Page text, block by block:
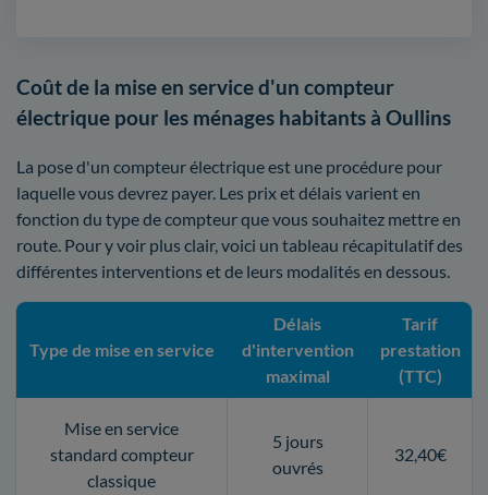
Coût de la mise en service d'un compteur
électrique pour les ménages habitants à Oullins
La pose d'un compteur électrique est une procédure pour
laquelle vous devrez payer. Les prix et délais varient en
fonction du type de compteur que vous souhaitez mettre en
route. Pour y voir plus clair, voici un tableau récapitulatif des
différentes interventions et de leurs modalités en dessous.
Type de mise en service
Délais
d'intervention
maximal
Tarif
prestation
(TTC)
Mise en service
standard compteur
classique
5 jours
ouvrés
32,40€